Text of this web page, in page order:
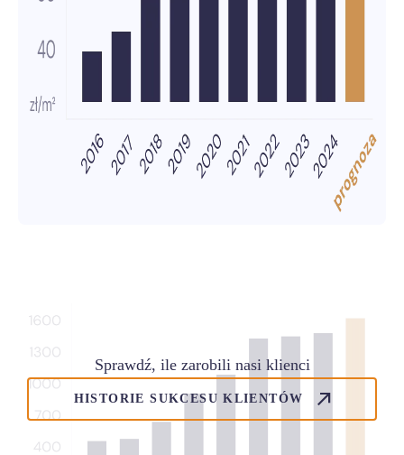
Sprawdź, ile zarobili nasi klienci
HISTORIE SUKCESU KLIENTÓW